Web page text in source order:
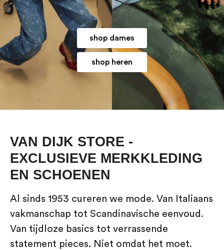
shop dames
shop heren
VAN DIJK STORE -
EXCLUSIEVE MERKKLEDING
EN SCHOENEN
Al sinds 1953 cureren we mode. Van Italiaans
vakmanschap tot Scandinavische eenvoud.
Van tijdloze basics tot verrassende
statement pieces. Niet omdat het moet.